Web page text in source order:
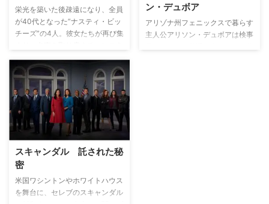
栄光を築いた後疎遠になり、全員
が40代となった”ナスティ・ビッ
チーズ”の4人。彼女たちが再び集
ン・デュボア
アリゾナ州フェニックスで暮らす
主人公アリソン・デュボアは検事
スキャンダル 託された秘
密
米国ワシントンやホワイトハウス
を舞台に、セレブのスキャンダル